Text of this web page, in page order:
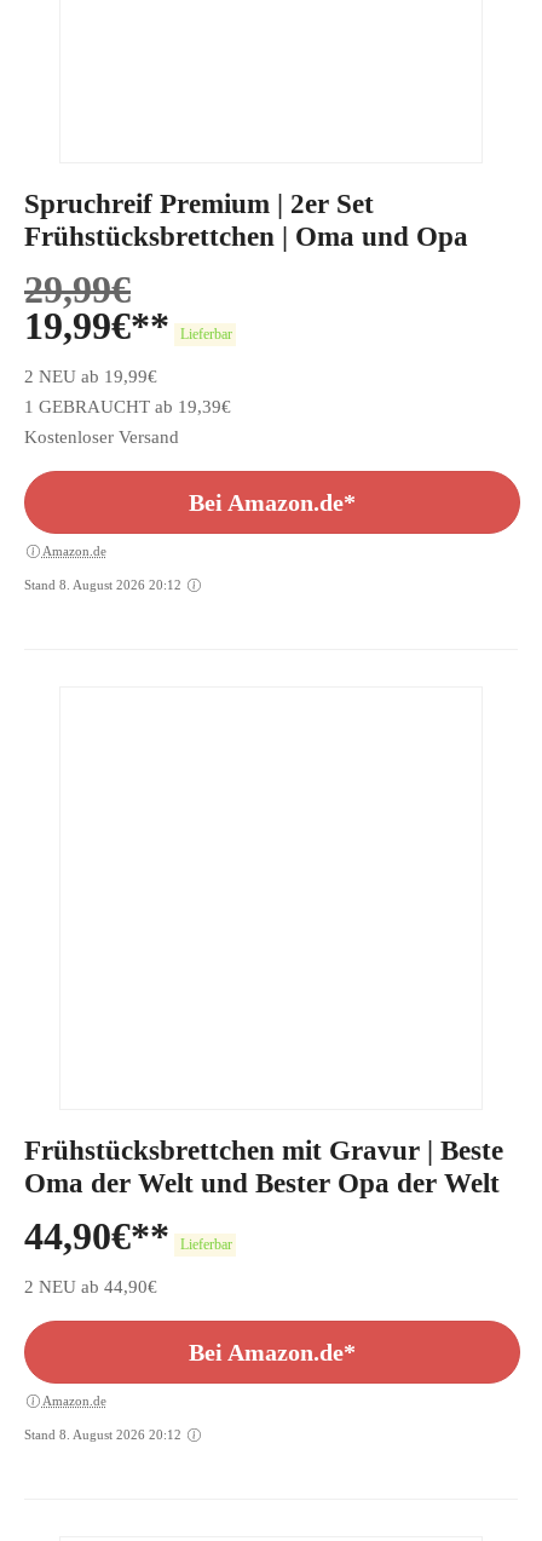
Spruchreif Premium | 2er Set
Frühstücksbrettchen | Oma und Opa
29,99€
19,99€ Lieferbar
2 NEU ab 19,99€
1 GEBRAUCHT ab 19,39€
Kostenloser Versand
Bei Amazon.de*
Amazon.de
Stand 8. August 2026 20:12
Frühstücksbrettchen mit Gravur | Beste
Oma der Welt und Bester Opa der Welt
44,90€ Lieferbar
2 NEU ab 44,90€
Bei Amazon.de*
Amazon.de
Stand 8. August 2026 20:12